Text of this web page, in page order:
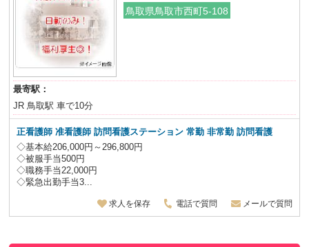
鳥取県鳥取市西町5-108
最寄駅：
JR 鳥取駅 車で10分
正看護師 准看護師 訪問看護ステーション 常勤 非常勤 訪問看護
◇基本給206,000円～296,800円
◇被服手当500円
◇職務手当22,000円
◇緊急出勤手当3...
求人を保存 電話で質問 メールで質問